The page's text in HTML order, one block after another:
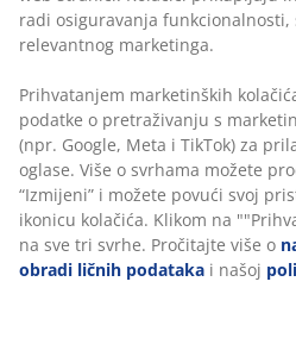
Fleksibilne opcije dostave
Brza i jednostavna dostava po
Luksuzni jastuk sa
navlakom. Za stolice sa niskim
šifra artikla: 3725120
radi osiguravanja funkcionalnosti,
relevantnog marketinga.
Prihvatanjem marketinških
podatke o pretraživanju s
(npr. Google, Meta i TikTok) za
oglase. Više o svrhama možete
“Izmijeni” i možete povući svoj
ikonicu kolačića. Klikom na
na sve tri svrhe. Pročitajte više o
obradi ličnih podataka i našoj